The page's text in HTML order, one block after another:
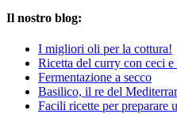
Il nostro blog:
I migliori oli per la cottura!
Ricetta del curry con ceci e
Fermentazione a secco
Basilico, il re del
Facili ricette per preparare